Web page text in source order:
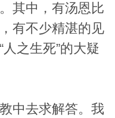
其中，有汤恩比
有不少精湛的见
之生死”的大疑
中去求解答。我